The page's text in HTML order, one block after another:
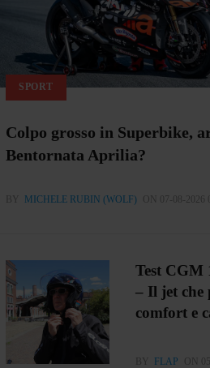
SPORT
Colpo grosso in Superbike,
Bentornata Aprilia?
BY MICHELE RUBIN (WOLF) ON 07-08-2026
Test CGM
– Il jet che
comfort e
BY FLAP ON